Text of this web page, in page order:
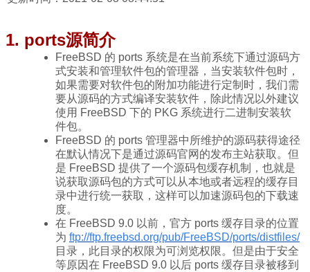
1. ports源简介
FreeBSD 的 ports 系统是在当前系统下通过源码方
式安装和管理软件包的管理器，当安装软件包时，
如果需要对软件包的附加功能进行定制时，我们需
要从源码的方式编译安装软件，除此情况以外建议
使用 FreeBSD 下的 PKG 系统进行二进制安装软
件包。
FreeBSD 的 ports 管理器中所维护的源码获得途径
在默认情况下是通过源码官网的发布主站获取。但
是 FreeBSD 提供了一个源码包缓存机制，也就是
说获取源码包的方式可以从本地或者远程的缓存目
录中进行统一获取，这样可以加速源码包的下载速
度。
在 FreeBSD 9.0 以前，官方 ports 缓存目录的位置
为 ftp://ftp.freebsd.org/pub/FreeBSD/ports/distfiles/
目录，此目录的权限为可浏览权限。但是由于安全
等原因在 FreeBSD 9.0 以后 ports 缓存目录被移到